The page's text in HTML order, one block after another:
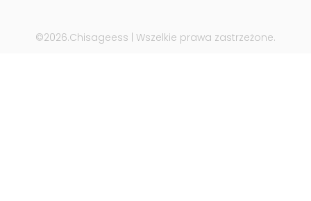
©2026.Chisageess | Wszelkie prawa zastrzeżone.